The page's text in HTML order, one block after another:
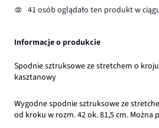
41 osób oglądało ten produkt w
Informacje o produkcie
Spodnie sztruksowe ze stretchem o
kasztanowy
Wygodne spodnie sztruksowe ze
od kroku w rozm. 42 ok. 81,5 cm. Można